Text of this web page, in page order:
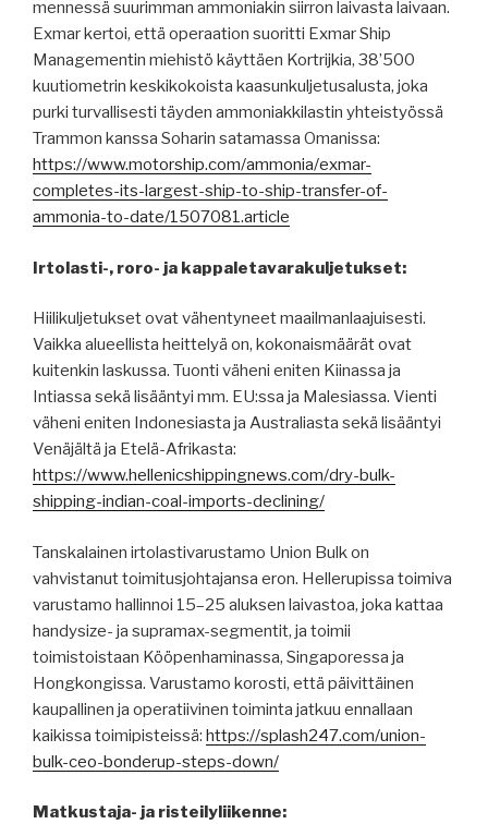
mennessä suurimman ammoniakin siirron laivasta laivaan.
Exmar kertoi, että operaation suoritti Exmar Ship
Managementin miehistö käyttäen Kortrijkia, 38’500
kuutiometrin keskikokoista kaasunkuljetusalusta, joka
purki turvallisesti täyden ammoniakkilastin yhteistyössä
Trammon kanssa Soharin satamassa Omanissa:
https://www.motorship.com/ammonia/exmar-
completes-its-largest-ship-to-ship-transfer-of-
ammonia-to-date/1507081.article
Irtolasti-, roro- ja kappaletavarakuljetukset:
Hiilikuljetukset ovat vähentyneet maailmanlaajuisesti.
Vaikka alueellista heittelyä on, kokonaismäärät ovat
kuitenkin laskussa. Tuonti väheni eniten Kiinassa ja
Intiassa sekä lisääntyi mm. EU:ssa ja Malesiassa. Vienti
väheni eniten Indonesiasta ja Australiasta sekä lisääntyi
Venäjältä ja Etelä-Afrikasta:
https://www.hellenicshippingnews.com/dry-bulk-
shipping-indian-coal-imports-declining/
Tanskalainen irtolastivarustamo Union Bulk on
vahvistanut toimitusjohtajansa eron. Hellerupissa toimiva
varustamo hallinnoi 15–25 aluksen laivastoa, joka kattaa
handysize- ja supramax-segmentit, ja toimii
toimistoistaan ​​Kööpenhaminassa, Singaporessa ja
Hongkongissa. Varustamo korosti, että päivittäinen
kaupallinen ja operatiivinen toiminta jatkuu ennallaan
kaikissa toimipisteissä: https://splash247.com/union-
bulk-ceo-bonderup-steps-down/
Matkustaja- ja risteilyliikenne: